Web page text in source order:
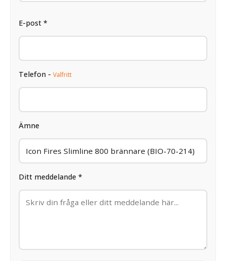
E-post *
Telefon - Valfritt
Ämne
Ditt meddelande *